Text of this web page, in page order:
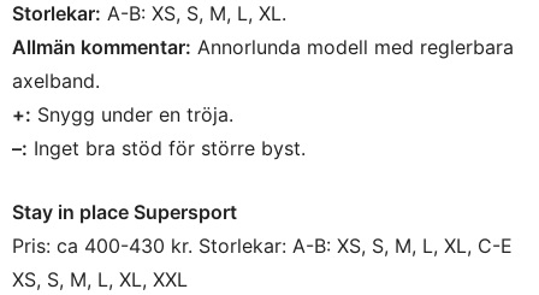
Storlekar: A-B: XS, S, M, L, XL.
Allmän kommentar: Annorlunda modell med reglerbara
axelband.
+: Snygg under en tröja.
–: Inget bra stöd för större byst.
Stay in place Supersport
Pris: ca 400-430 kr. Storlekar: A-B: XS, S, M, L, XL, C-E
XS, S, M, L, XL, XXL